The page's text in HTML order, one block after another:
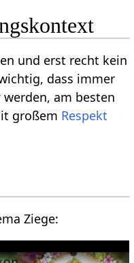
und erst recht kein
dass immer
werden, am besten
großem Respekt
Vortragsvideo mit dem Thema Ziege‏‎: